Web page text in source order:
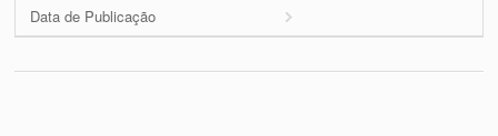
Data de Publicação